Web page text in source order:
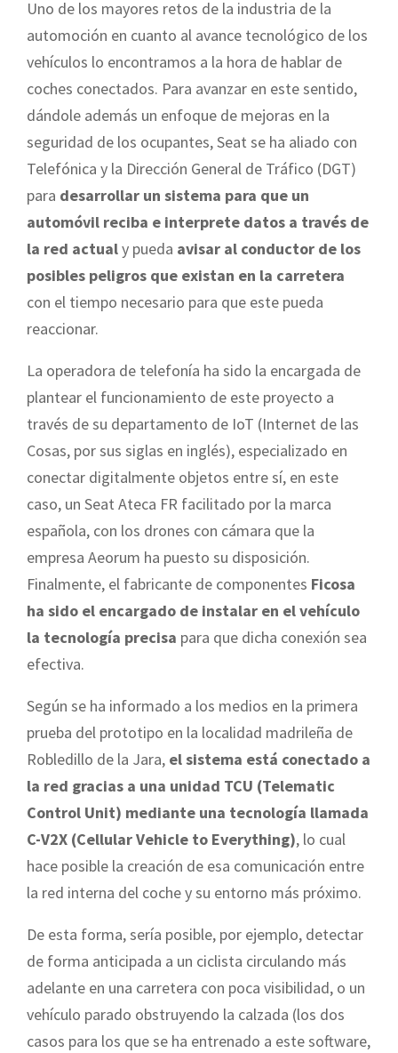
Uno de los mayores retos de la industria de la
automoción en cuanto al avance tecnológico de los
vehículos lo encontramos a la hora de hablar de
coches conectados. Para avanzar en este sentido,
dándole además un enfoque de mejoras en la
seguridad de los ocupantes, Seat se ha aliado con
Telefónica y la Dirección General de Tráfico (DGT)
para desarrollar un sistema para que un
automóvil reciba e interprete datos a través de
la red actualy pueda avisar al conductor de los
posibles peligros que existan en la carretera
con el tiempo necesario para que este pueda
reaccionar.
La operadora de telefonía ha sido la encargada de
plantear el funcionamiento de este proyecto a
través de su departamento de IoT (Internet de las
Cosas, por sus siglas en inglés), especializado en
conectar digitalmente objetos entre sí, en este
caso, un Seat Ateca FR facilitado por la marca
española, con los drones con cámara que la
empresa Aeorum ha puesto su disposición.
Finalmente, el fabricante de componentes Ficosa
ha sido el encargado de instalar en el vehículo
la tecnología precisa para que dicha conexión sea
efectiva.
Según se ha informado a los medios en la primera
prueba del prototipo en la localidad madrileña de
Robledillo de la Jara, el sistema está conectado a
la red gracias a una unidad TCU (Telematic
Control Unit) mediante una tecnología llamada
C-V2X (Cellular Vehicle to Everything), lo cual
hace posible la creación de esa comunicación entre
la red interna del coche y su entorno más próximo.
De esta forma, sería posible, por ejemplo, detectar
de forma anticipada a un ciclista circulando más
adelante en una carretera con poca visibilidad, o un
vehículo parado obstruyendo la calzada (los dos
casos para los que se ha entrenado a este software,